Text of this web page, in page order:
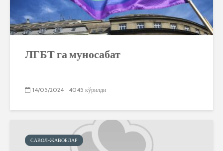
ЛГБТ га муносабат
14/05/2024 4045 кўрилди
САВОЛ-ЖАВОБЛАР